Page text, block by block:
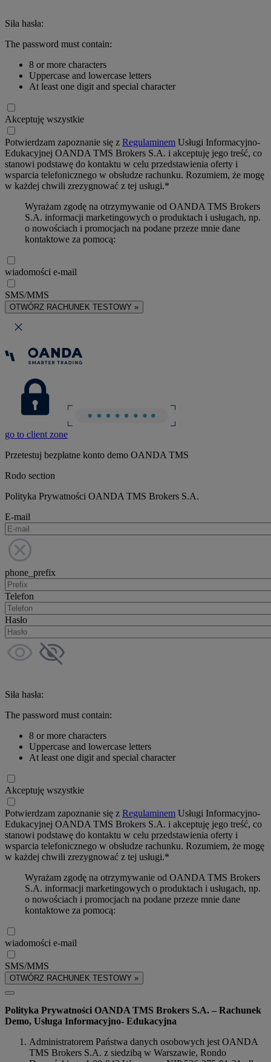
Siła hasła:
The password must contain:
8 or more characters
Uppercase and lowercase letters
At least one digit and special character
Akceptuję wszystkie
Potwierdzam zapoznanie się z Regulaminem Usługi Informacyjno-
Edukacyjnej OANDA TMS Brokers S.A. i akceptuję jego treść, co
stanowi podstawę do kontaktu w celu przedstawienia oferty i
wsparcia telefonicznego w obsłudze rachunku. Rozumiem, że mogę
w każdej chwili zrezygnować z tej usługi.*
Wyrażam zgodę na otrzymywanie od OANDA TMS Brokers
S.A. informacji marketingowych o produktach i usługach, np.
o nowościach i promocjach na podane przeze mnie dane
kontaktowe za pomocą:
wiadomości e-mail
SMS/MMS
OTWÓRZ RACHUNEK TESTOWY »
go to client zone
Przetestuj bezpłatne konto demo OANDA TMS
Rodo section
Polityka Prywatności OANDA TMS Brokers S.A.
E-mail
phone_prefix
Telefon
Hasło
Siła hasła:
The password must contain:
8 or more characters
Uppercase and lowercase letters
At least one digit and special character
Akceptuję wszystkie
Potwierdzam zapoznanie się z Regulaminem Usługi Informacyjno-
Edukacyjnej OANDA TMS Brokers S.A. i akceptuję jego treść, co
stanowi podstawę do kontaktu w celu przedstawienia oferty i
wsparcia telefonicznego w obsłudze rachunku. Rozumiem, że mogę
w każdej chwili zrezygnować z tej usługi.*
Wyrażam zgodę na otrzymywanie od OANDA TMS Brokers
S.A. informacji marketingowych o produktach i usługach, np.
o nowościach i promocjach na podane przeze mnie dane
kontaktowe za pomocą:
wiadomości e-mail
SMS/MMS
OTWÓRZ RACHUNEK TESTOWY »
Polityka Prywatności OANDA TMS Brokers S.A. – Rachunek
Demo, Usługa Informacyjno- Edukacyjna
Administratorem Państwa danych osobowych jest OANDA
TMS Brokers S.A. z siedzibą w Warszawie, Rondo